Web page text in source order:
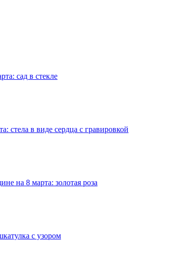
сад в стекле
стела в виде сердца с гравировкой
на 8 марта: золотая роза
с узором